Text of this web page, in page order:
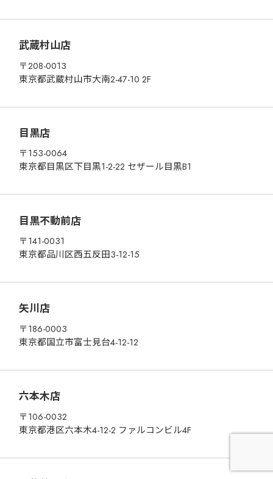
武蔵村山店
〒208-0013
東京都武蔵村山市大南2-47-10 2F
目黒店
〒153-0064
東京都目黒区下目黒1-2-22 セザール目黒B1
目黒不動前店
〒141-0031
東京都品川区西五反田3-12-15
矢川店
〒186-0003
東京都国立市富士見台4-12-12
六本木店
〒106-0032
東京都港区六本木4-12-2 ファルコンビル4F